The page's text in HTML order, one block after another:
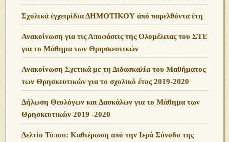
Σχολικά ἐγχειρίδια ΔΗΜΟΤΙΚΟΥ ἀπό παρελθόντα ἔτη
Ανακοίνωση για τις Αποφάσεις της Ολομέλειας του ΣΤΕ
για το Μάθημα των Θρησκευτικών
Ανακοίνωση Σχετικά με τη Διδασκαλία του Μαθήματος
των Θρησκευτικών για το σχολικό έτος 2019-2020
Δήλωση Θεολόγων και Δασκάλων για το Μάθημα των
Θρησκευτικών 2019 -2020
Δελτίο Τύπου: Καθιέρωση από την Ιερά Σύνοδο της